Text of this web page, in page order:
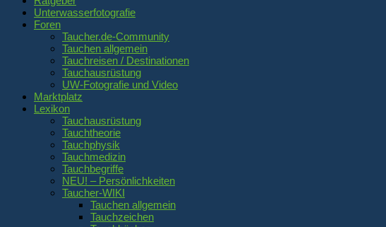
Unterwasserfotografie
Foren
Taucher.de-Community
Tauchen allgemein
Tauchreisen / Destinationen
Tauchausrüstung
UW-Fotografie und Video
Marktplatz
Lexikon
Tauchausrüstung
Tauchtheorie
Tauchphysik
Tauchmedizin
Tauchbegriffe
NEU! – Persönlichkeiten
Taucher-WIKI
Tauchen allgemein
Tauchzeichen